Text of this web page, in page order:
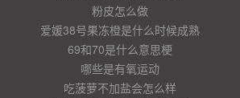
粉皮怎么做
爱媛38号果冻橙是什么时候成熟
69和70是什么意思梗
哪些是有氧运动
吃菠萝不加盐会怎么样